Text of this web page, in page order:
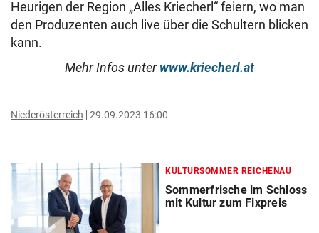
Heurigen der Region „Alles Kriecherl“ feiern, wo man
den Produzenten auch live über die Schultern blicken
kann.
Mehr Infos unter www.kriecherl.at
Niederösterreich 29.09.2023 16:00
KULTURSOMMER REICHENAU
Sommerfrische im Schloss
mit Kultur zum Fixpreis